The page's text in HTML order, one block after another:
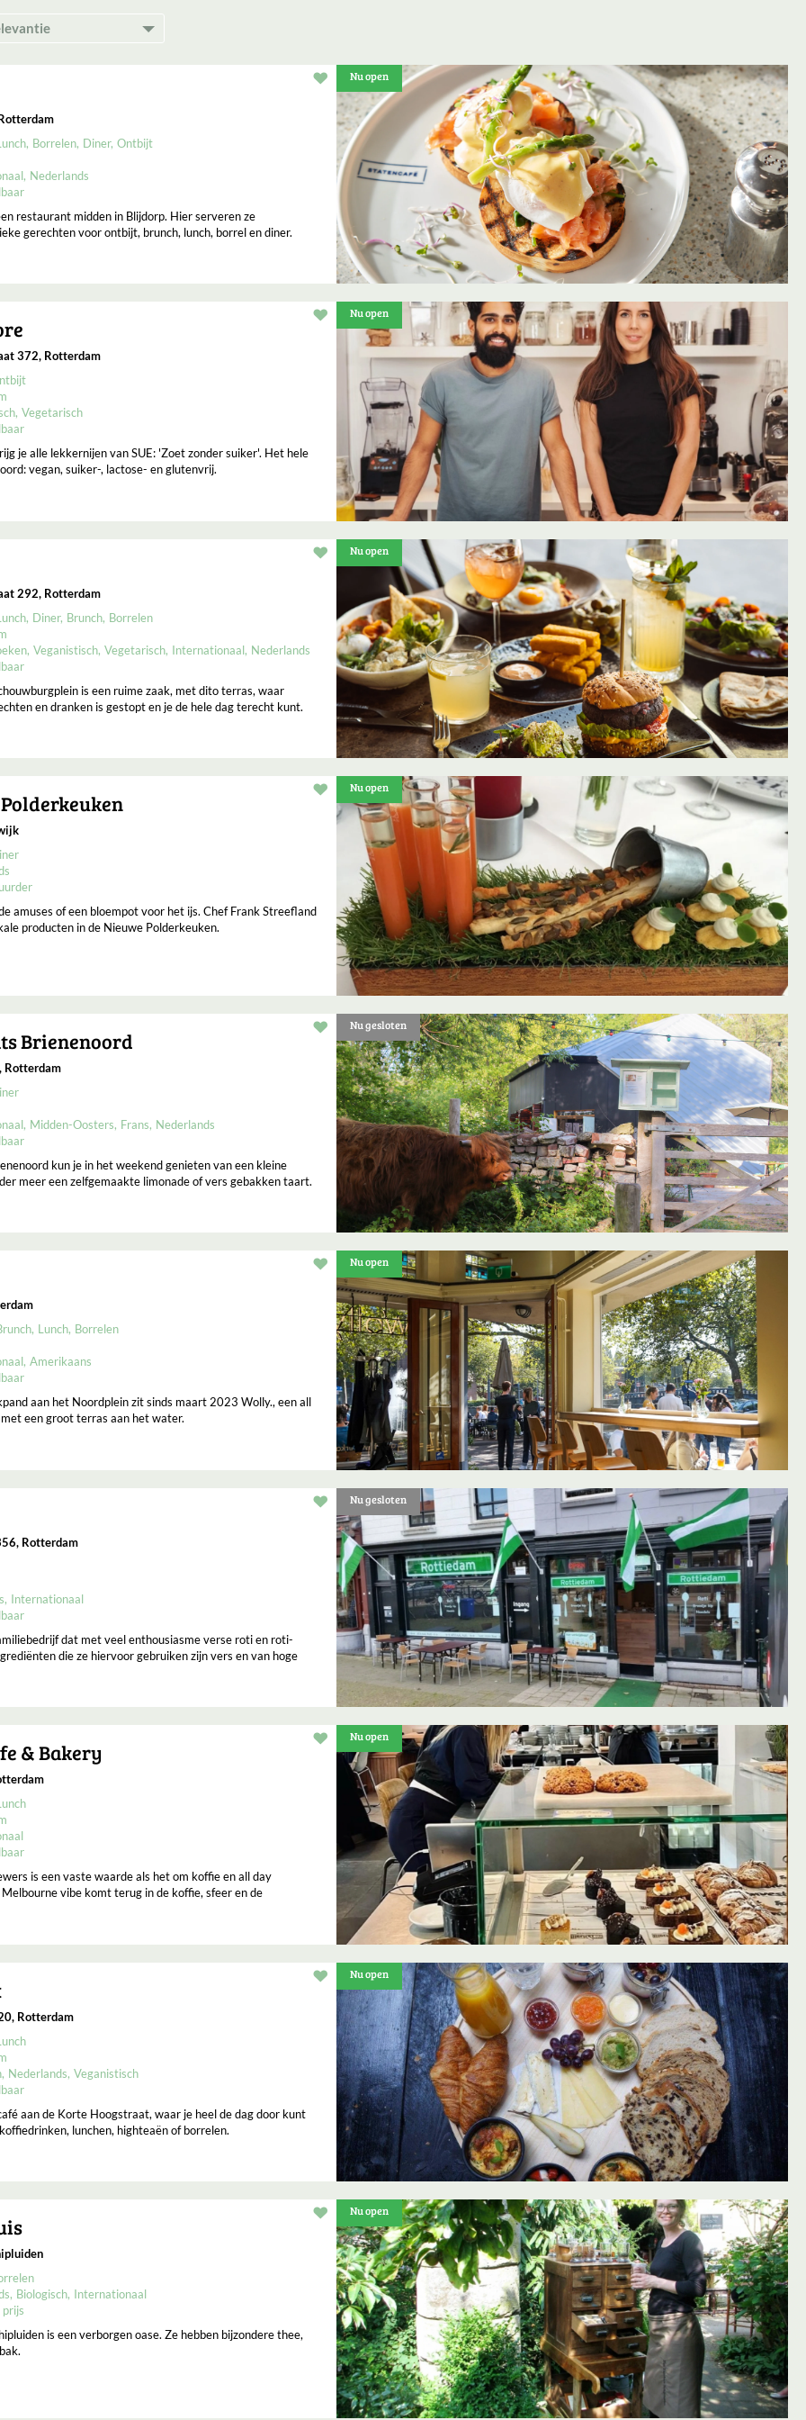
Nu open
Restaurant toevoegen aan favorieten
Borrelen Diner Ontbijt
Nederlands
restaurant midden in Blijdorp. Hier serveren ze
gerechten voor ontbijt, brunch, lunch, borrel en diner.
Nu open
Restaurant toevoegen aan favorieten
372, Rotterdam
Vegetarisch
je alle lekkernijen van SUE: 'Zoet zonder suiker'. Het hele
vegan, suiker-, lactose- en glutenvrij.
Nu open
Restaurant toevoegen aan favorieten
292, Rotterdam
Diner Brunch Borrelen
Veganistisch Vegetarisch Internationaal Nederlands
is een ruime zaak, met dito terras, waar
en dranken is gestopt en je de hele dag terecht kunt.
Nu open
Restaurant toevoegen aan favorieten
amuses of een bloempot voor het ijs. Chef Frank Streefland
producten in de Nieuwe Polderkeuken.
Nu gesloten
Restaurant toevoegen aan favorieten
Brienenoord
Rotterdam
Midden-Oosters Frans Nederlands
kun je in het weekend genieten van een kleine
meer een zelfgemaakte limonade of vers gebakken taart.
Nu open
Restaurant toevoegen aan favorieten
Lunch Borrelen
Amerikaans
aan het Noordplein zit sinds maart 2023 Wolly., een all
een groot terras aan het water.
Nu gesloten
Restaurant toevoegen aan favorieten
Rotterdam
Internationaal
dat met veel enthousiasme verse roti en roti-
die ze hiervoor gebruiken zijn vers en van hoge
Nu open
Restaurant toevoegen aan favorieten
& Bakery
is een vaste waarde als het om koffie en all day
vibe komt terug in de koffie, sfeer en de
Nu open
Restaurant toevoegen aan favorieten
Rotterdam
Nederlands Veganistisch
aan de Korte Hoogstraat, waar je heel de dag door kunt
lunchen, highteaën of borrelen.
Nu open
Restaurant toevoegen aan favorieten
Biologisch Internationaal
prijs
is een verborgen oase. Ze hebben bijzondere thee,